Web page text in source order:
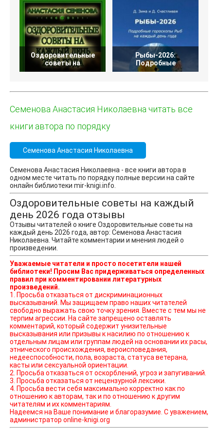
Оздоровительные
советы на
Рыбы-2026:
Подробные
Семенова Анастасия Николаевна читать все
книги автора по порядку
Семенова Анастасия Николаевна
Семенова Анастасия Николаевна - все книги автора в
одном месте читать по порядку полные версии на сайте
онлайн библиотеки mir-knigi.info.
Оздоровительные советы на каждый
день 2026 года отзывы
Отзывы читателей о книге Оздоровительные советы на
каждый день 2026 года, автор: Семенова Анастасия
Николаевна. Читайте комментарии и мнения людей о
произведении.
Уважаемые читатели и просто посетители нашей
библиотеки! Просим Вас придерживаться определенных
правил при комментировании литературных
произведений.
1. Просьба отказаться от дискриминационных
высказываний. Мы защищаем право наших читателей
свободно выражать свою точку зрения. Вместе с тем мы не
терпим агрессии. На сайте запрещено оставлять
комментарий, который содержит унизительные
высказывания или призывы к насилию по отношению к
отдельным лицам или группам людей на основании их расы,
этнического происхождения, вероисповедания,
недееспособности, пола, возраста, статуса ветерана,
касты или сексуальной ориентации.
2. Просьба отказаться от оскорблений, угроз и запугиваний.
3. Просьба отказаться от нецензурной лексики.
4. Просьба вести себя максимально корректно как по
отношению к авторам, так и по отношению к другим
читателям и их комментариям.
Надеемся на Ваше понимание и благоразумие. С уважением,
администратор online-knigi.org